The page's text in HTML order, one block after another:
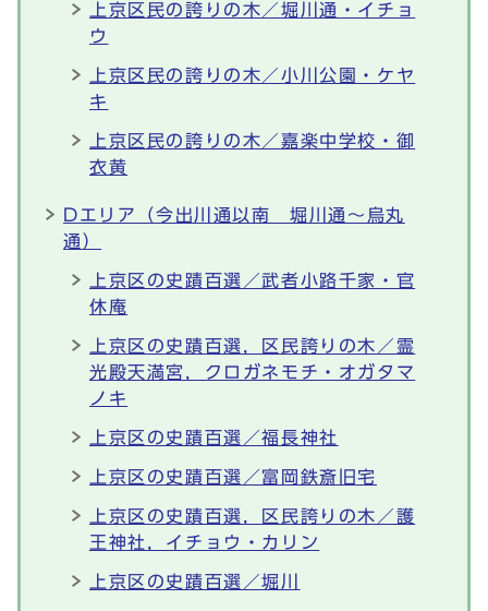
上京区民の誇りの木／堀川通・イチョ
ウ
上京区民の誇りの木／小川公園・ケヤ
キ
上京区民の誇りの木／嘉楽中学校・御
衣黄
Dエリア（今出川通以南 堀川通～烏丸
通）
上京区の史蹟百選／武者小路千家・官
休庵
上京区の史蹟百選，区民誇りの木／霊
光殿天満宮，クロガネモチ・オガタマ
ノキ
上京区の史蹟百選／福長神社
上京区の史蹟百選／富岡鉄斎旧宅
上京区の史蹟百選，区民誇りの木／護
王神社，イチョウ・カリン
上京区の史蹟百選／堀川